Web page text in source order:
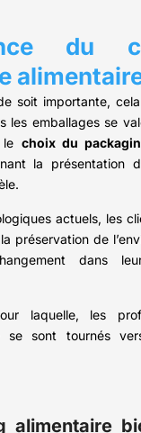
du
soit importante,
les emballages se
choix du
la présentation
actuels, les
préservation de
dans
laquelle, les
se sont tournés
alimentaire